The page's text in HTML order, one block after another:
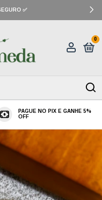
✅
0
PAGUE NO PIX E GANHE 5%
OFF